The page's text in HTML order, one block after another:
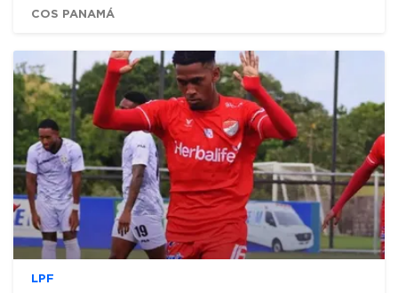
COS PANAMÁ
LPF